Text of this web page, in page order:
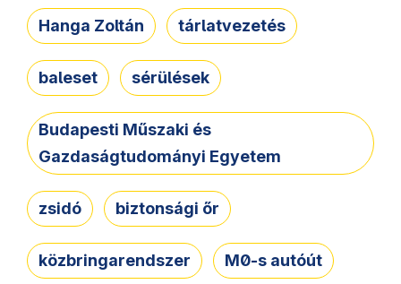
Hanga Zoltán tárlatvezetés
baleset sérülések
Budapesti Műszaki és
Gazdaságtudományi Egyetem
zsidó biztonsági őr
közbringarendszer M0-s autóút